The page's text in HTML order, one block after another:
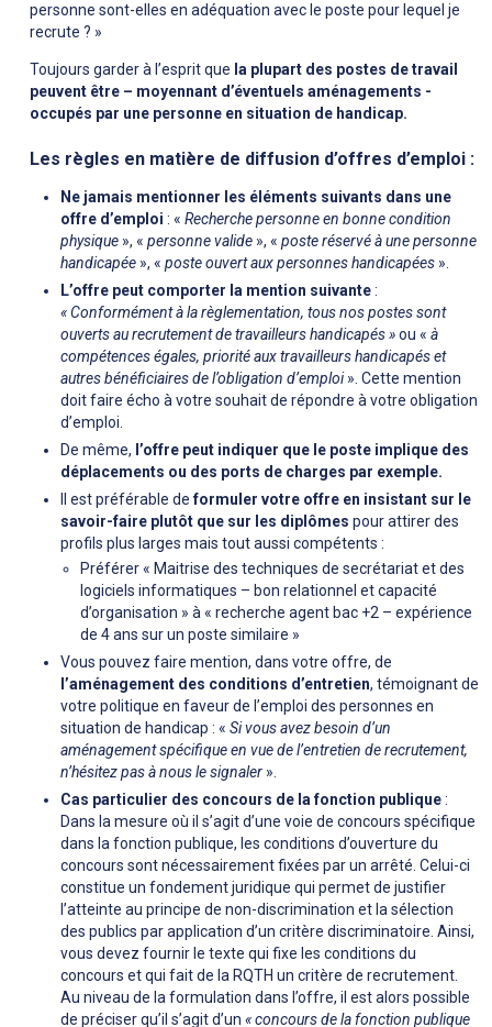
personne sont-elles en adéquation avec le poste pour lequel je
recrute ? »
Toujours garder à l’esprit que la plupart des postes de travail
peuvent être – moyennant d’éventuels aménagements -
occupés par une personne en situation de handicap.
Les règles en matière de diffusion d’offres d’emploi :
Ne jamais mentionner les éléments suivants dans une
offre d’emploi : « Recherche personne en bonne condition
physique », « personne valide », « poste réservé à une personne
handicapée », « poste ouvert aux personnes handicapées ».
L’offre peut comporter la mention suivante:
« Conformément à la règlementation, tous nos postes sont
ouverts au recrutement de travailleurs handicapés »ou « à
compétences égales, priorité aux travailleurs handicapés et
autres bénéficiaires de l’obligation d’emploi». Cette mention
doit faire écho à votre souhait de répondre à votre obligation
d’emploi.
De même, l’offre peut indiquer que le poste implique des
déplacements ou des ports de charges par exemple.
Il est préférable deformuler votre offre en insistant sur le
savoir-faire plutôt que sur les diplômes pour attirer des
profils plus larges mais tout aussi compétents :
Préférer « Maitrise des techniques de secrétariat et des
logiciels informatiques – bon relationnel et capacité
d’organisation » à « recherche agent bac +2 – expérience
de 4 ans sur un poste similaire »
Vous pouvez faire mention, dans votre offre, de
l’aménagement des conditions d’entretien, témoignant de
votre politique en faveur de l’emploi des personnes en
situation de handicap : « Si vous avez besoin d’un
aménagement spécifique en vue de l’entretien de recrutement,
n’hésitez pas à nous le signaler ».
Cas particulier des concours de la fonction publique:
Dans la mesure où il s’agit d’une voie de concours spécifique
dans la fonction publique, les conditions d’ouverture du
concours sont nécessairement fixées par un arrêté. Celui-ci
constitue un fondement juridique qui permet de justifier
l’atteinte au principe de non-discrimination et la sélection
des publics par application d’un critère discriminatoire. Ainsi,
vous devez fournir le texte qui fixe les conditions du
concours et qui fait de la RQTH un critère de recrutement.
Au niveau de la formulation dans l’offre, il est alors possible
de préciser qu’il s’agit d’un « concours de la fonction publique